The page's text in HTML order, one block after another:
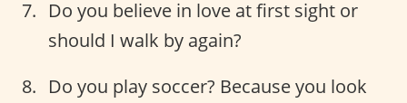
Do you believe in love at first sight or
should I walk by again?
Do you play soccer? Because you look